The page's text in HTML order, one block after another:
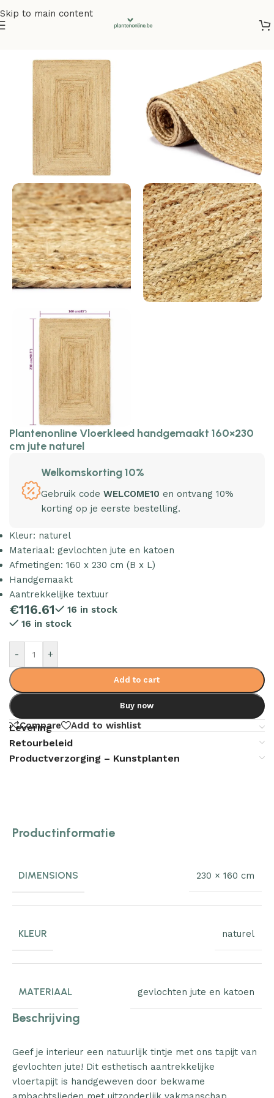
Skip to main content
Plantenonline Vloerkleed handgemaakt 160×230
cm jute naturel
Welkomskorting 10%
Gebruik code WELCOME10 en ontvang 10%
korting op je eerste bestelling.
Kleur: naturel
Materiaal: gevlochten jute en katoen
Afmetingen: 160 x 230 cm (B x L)
Handgemaakt
Aantrekkelijke textuur
€116.61
16 in stock
16 in stock
- +
Add to cart
Buy now
Compare Add to wishlist
Levering
Retourbeleid
Productverzorging – Kunstplanten
Productinformatie
DIMENSIONS 230 × 160 cm
KLEUR naturel
MATERIAAL gevlochten jute en katoen
Beschrijving
Geef je interieur een natuurlijk tintje met ons tapijt van
gevlochten jute! Dit esthetisch aantrekkelijke
vloertapijt is handgeweven door bekwame